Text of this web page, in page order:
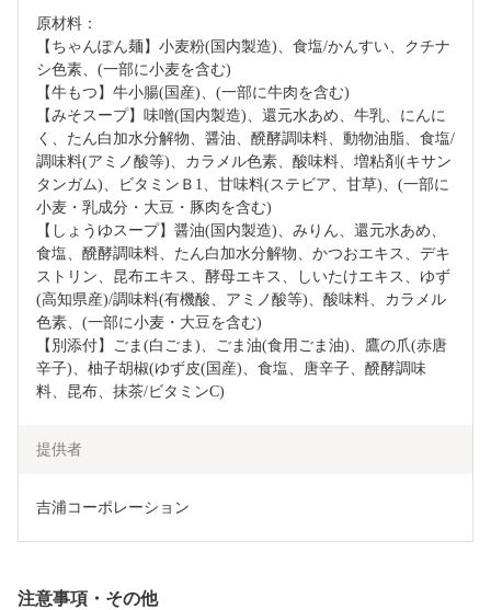
原材料：
【ちゃんぽん麺】小麦粉(国内製造)、食塩/かんすい、クチナ
シ色素、(一部に小麦を含む)
【牛もつ】牛小腸(国産)、(一部に牛肉を含む)
【みそスープ】味噌(国内製造)、還元水あめ、牛乳、にんに
く、たん白加水分解物、醤油、醗酵調味料、動物油脂、食塩/
調味料(アミノ酸等)、カラメル色素、酸味料、増粘剤(キサン
タンガム)、ビタミンＢ1、甘味料(ステビア、甘草)、(一部に
小麦・乳成分・大豆・豚肉を含む)
【しょうゆスープ】醤油(国内製造)、みりん、還元水あめ、
食塩、醗酵調味料、たん白加水分解物、かつおエキス、デキ
ストリン、昆布エキス、酵母エキス、しいたけエキス、ゆず
(高知県産)/調味料(有機酸、アミノ酸等)、酸味料、カラメル
色素、(一部に小麦・大豆を含む)
【別添付】ごま(白ごま)、ごま油(食用ごま油)、鷹の爪(赤唐
辛子)、柚子胡椒(ゆず皮(国産)、食塩、唐辛子、醗酵調味
料、昆布、抹茶/ビタミンC)
提供者
注意事項・その他